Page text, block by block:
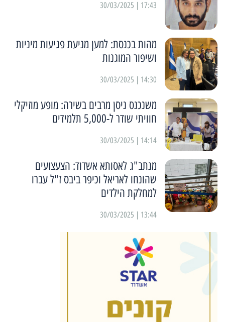
17:43 | 30/03/2025
מהות בכנסת: למען מניעת פגיעות מיניות
ושיפור המוגנות
14:30 | 30/03/2025
משנכנס ניסן מרבים בשירה: מופע מוזיקלי
חוויתי שודר ל-5,000 תלמידים
14:14 | 30/03/2025
מנתב"ג לאסותא אשדוד: הצעצועים
שהונחו לאריאל וכיפר ביבס ז"ל עברו
למחלקת הילדים
13:44 | 30/03/2025